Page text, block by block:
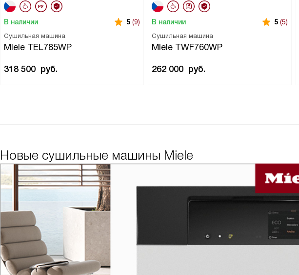
Сушильная машина
Miele TEL785WP
В наличии 5 (9)
318 500 руб.
Сушильная машина
Miele TWF760WP
В наличии 5 (5)
262 000 руб.
Новые сушильные машины Miele